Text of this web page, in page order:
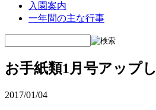
入園案内
一年間の主な行事
お手紙類1月号アップ
2017/01/04